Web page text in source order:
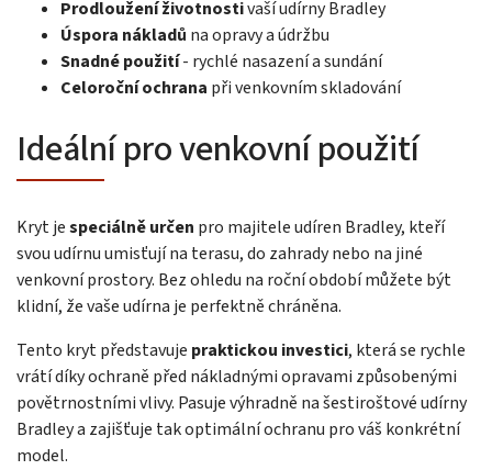
Prodloužení životnostivaší udírny Bradley
Úspora nákladů na opravy a údržbu
Snadné použití- rychlé nasazení a sundání
Celoroční ochrana při venkovním skladování
Ideální pro venkovní použití
Kryt jespeciálně určen pro majitele udíren Bradley, kteří
svou udírnu umisťují na terasu, do zahrady nebo na jiné
venkovní prostory. Bez ohledu na roční období můžete být
klidní, že vaše udírna je perfektně chráněna.
Tento kryt představuje praktickou investici, která se rychle
vrátí díky ochraně před nákladnými opravami způsobenými
povětrnostními vlivy. Pasuje výhradně na šestiroštové udírny
Bradley a zajišťuje tak optimální ochranu pro váš konkrétní
model.